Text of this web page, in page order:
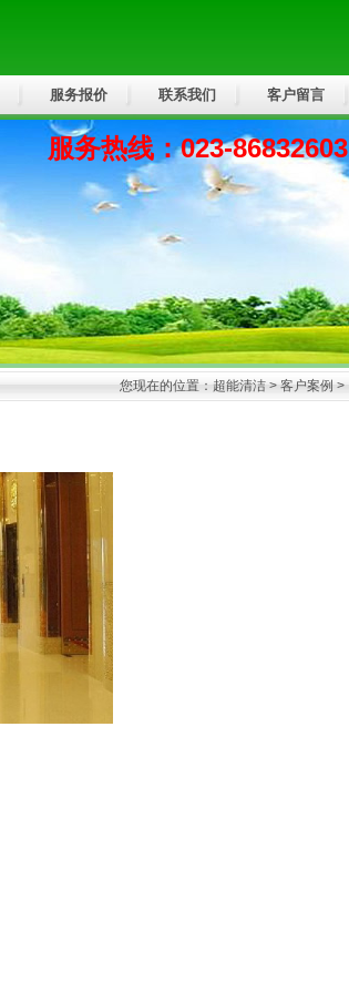
服务报价 联系我们 客户留言
服务热线：023-86832603
您现在的位置： 超能清洁 > 客户案例 >